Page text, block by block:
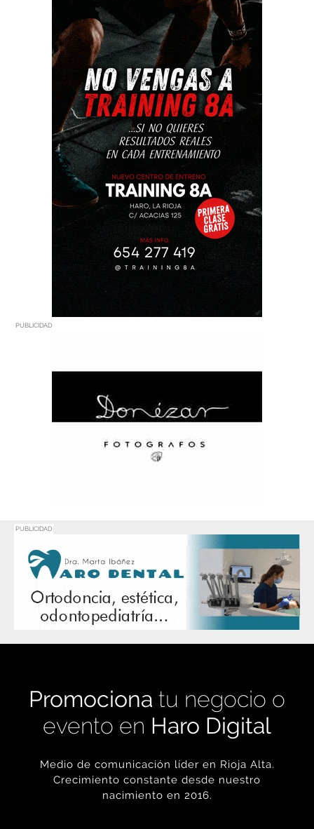
PUBLICIDAD
PUBLICIDAD
Promociona tu negocio o
evento en Haro Digital
Medio de comunicación líder en Rioja Alta.
Crecimiento constante desde nuestro
nacimiento en 2016.